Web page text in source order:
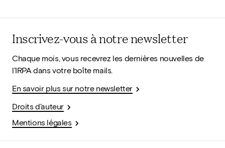
Inscrivez-vous à notre newsletter
Chaque mois, vous recevrez les dernières nouvelles de
l'IRPA dans votre boîte mails.
En savoir plus sur notre newsletter
Droits d'auteur
Mentions légales